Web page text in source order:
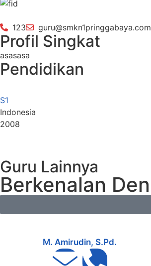
123 guru@smkn1pringgabaya.com
Profil Singkat
asasasa
Pendidikan
S1
Indonesia
2008
Guru Lainnya
Berkenalan
M. Amirudin, S.Pd.